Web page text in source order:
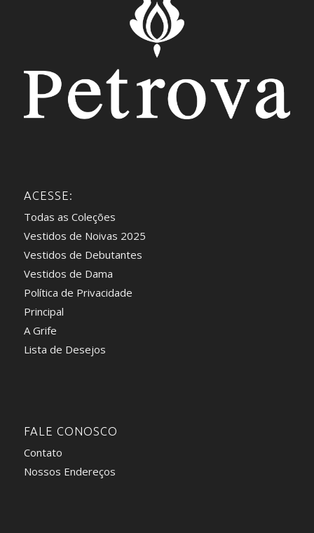
ACESSE:
Todas as Coleções
Vestidos de Noivas 2025
Vestidos de Debutantes
Vestidos de Dama
Política de Privacidade
Principal
A Grife
Lista de Desejos
FALE CONOSCO
Contato
Nossos Endereços